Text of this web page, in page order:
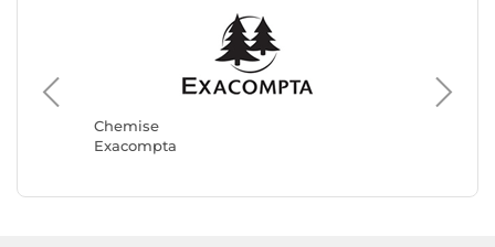
Chemise
Exacompta
LEITZ